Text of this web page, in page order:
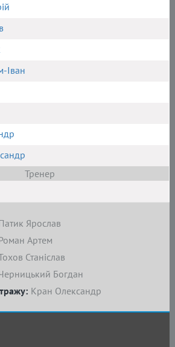
Іван
Тренер
Ярослав
Артем
Станіслав
Богдан
Кран Олександр